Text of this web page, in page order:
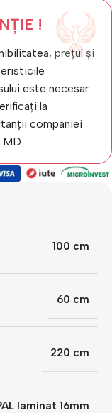
!
prețul și
este necesar
la
companiei
100 cm
60 cm
220 cm
laminat 16mm